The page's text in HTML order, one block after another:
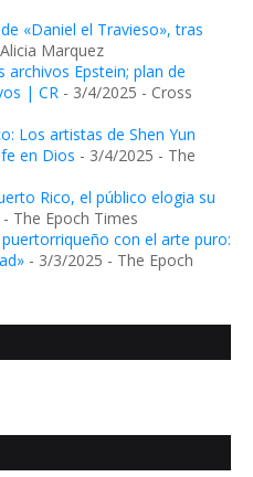
«Daniel el Travieso», tras
Marquez
archivos Epstein; plan de
| CR - 3/4/2025 - Cross
Los artistas de Shen Yun
en Dios - 3/4/2025 - The
Rico, el público elogia su
- The Epoch Times
con el arte puro:
- 3/3/2025 - The Epoch